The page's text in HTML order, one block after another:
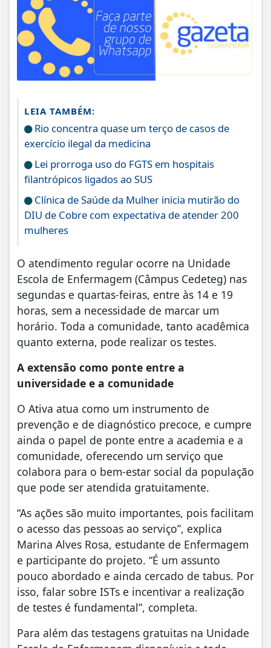
LEIA TAMBÉM:
Rio concentra quase um terço de casos de
exercício ilegal da medicina
Lei prorroga uso do FGTS em hospitais
filantrópicos ligados ao SUS
Clínica de Saúde da Mulher inicia mutirão do
DIU de Cobre com expectativa de atender 200
mulheres
O atendimento regular ocorre na Unidade
Escola de Enfermagem (Câmpus Cedeteg) nas
segundas e quartas-feiras, entre às 14 e 19
horas, sem a necessidade de marcar um
horário. Toda a comunidade, tanto acadêmica
quanto externa, pode realizar os testes.
A extensão como ponte entre a
universidade e a comunidade
O Ativa atua como um instrumento de
prevenção e de diagnóstico precoce, e cumpre
ainda o papel de ponte entre a academia e a
comunidade, oferecendo um serviço que
colabora para o bem-estar social da população
que pode ser atendida gratuitamente.
“As ações são muito importantes, pois facilitam
o acesso das pessoas ao serviço”, explica
Marina Alves Rosa, estudante de Enfermagem
e participante do projeto. “É um assunto
pouco abordado e ainda cercado de tabus. Por
isso, falar sobre ISTs e incentivar a realização
de testes é fundamental”, completa.
Para além das testagens gratuitas na Unidade